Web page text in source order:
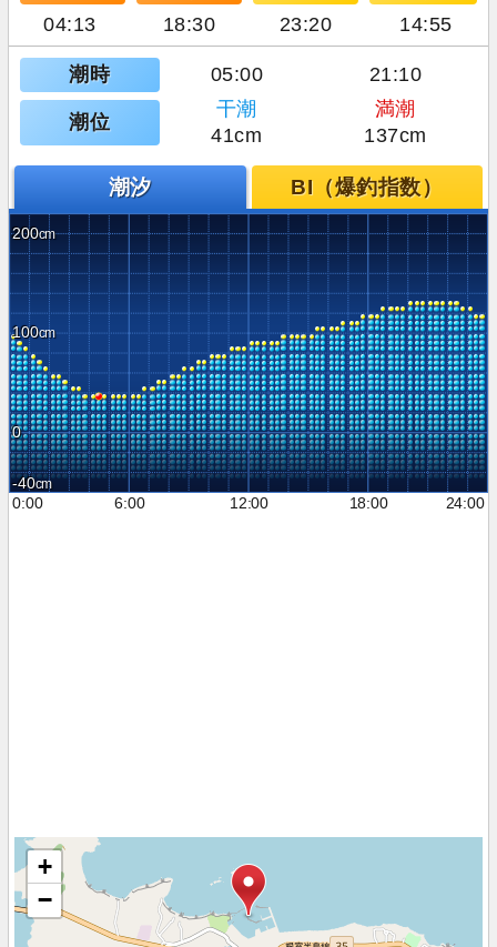
04:13 18:30 23:20 14:55
潮時 05:00 21:10
潮位
干潮
満潮
41cm
137cm
潮汐 BI（爆釣指数）
200
100
0
-40
0:00
6:00 12:00 18:00 24:00
+
−